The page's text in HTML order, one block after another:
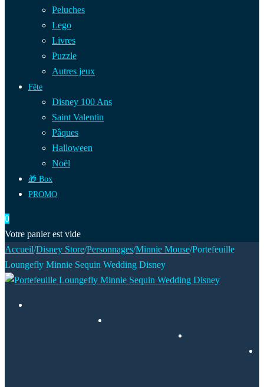
Peluches
Lego
Livres
Puzzle
Autres jeux
Fête
Disney 100 Ans
Saint Valentin
Pâques
Halloween
Noël
🎁 Box
PROMO
0
Votre panier est vide
Accueil/Disney Store/Personnages/Minnie Mouse/Portefeuille
Loungefly Minnie Sequin Wedding Disney